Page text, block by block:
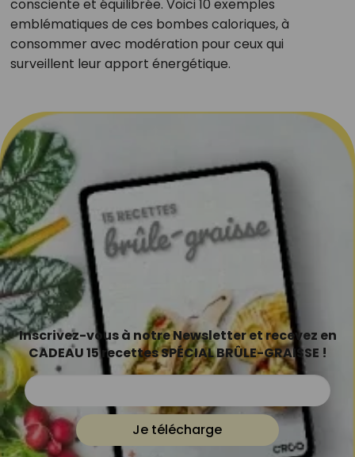
consciente et équilibrée. Voici 10 exemples
emblématiques de ces bombes caloriques, à
consommer avec modération pour ceux qui
surveillent leur apport énergétique.
Inscrivez-vous à notre Newsletter et recevez en
CADEAU 15 recettes SPÉCIAL BRÛLE-GRAISSE !
Je télécharge